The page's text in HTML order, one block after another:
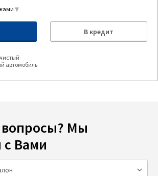
В кредит
автомобиль
вопросы? Мы
с Вами